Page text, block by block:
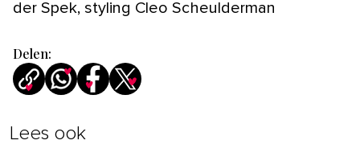
der Spek, styling Cleo Scheulderman
Delen:
Lees ook